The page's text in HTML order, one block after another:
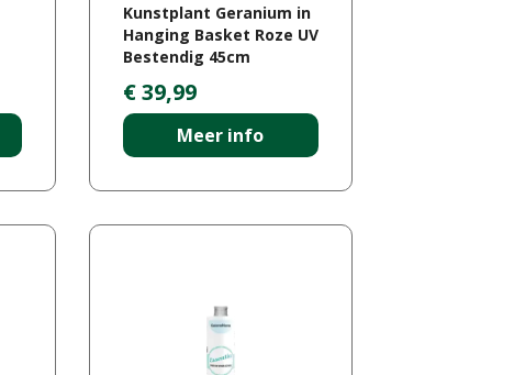
Kunstplant Geranium in
Hanging Basket Roze UV
Bestendig 45cm
€39,99
Meer info